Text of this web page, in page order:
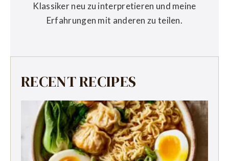
Klassiker neu zu interpretieren und meine
Erfahrungen mit anderen zu teilen.
RECENT RECIPES